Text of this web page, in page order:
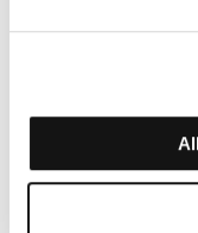
als de vloer. De
Bestaat uit 2
Verkrijgbaar in
prijs is per 10